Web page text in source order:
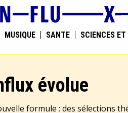
MUSIQUE SANTÉ SCIENCES ET
évolue
formule : des sélections